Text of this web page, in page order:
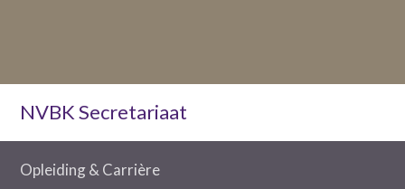
NVBK Secretariaat
Opleiding & Carrière